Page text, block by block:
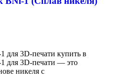
3D-печати купить в
для 3D-печати — это
никеля с